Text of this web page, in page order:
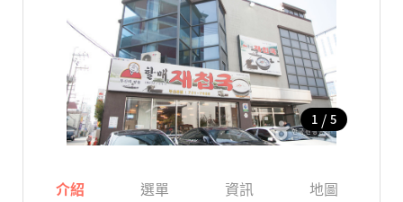
1 / 5
介紹 選單 資訊 地圖